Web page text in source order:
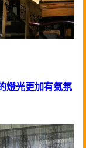
燈光更加有氣氛